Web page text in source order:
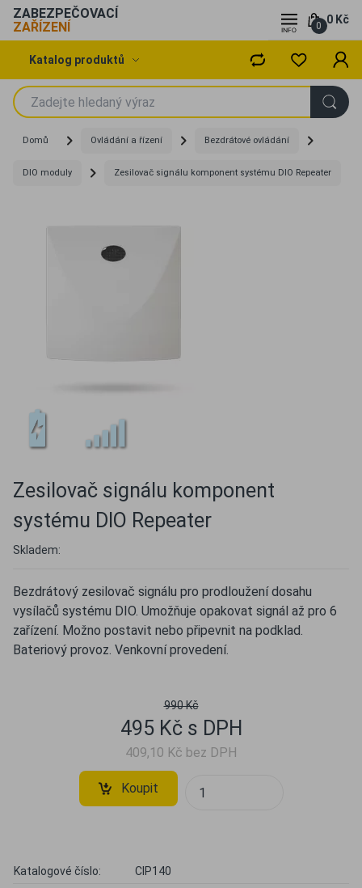
0 Kč
0
ZABEZPEČOVACÍ
ZAŘÍZENÍ
Katalog produktů
Domů Ovládání a řízení Bezdrátové ovládání
DIO moduly Zesilovač signálu komponent systému DIO Repeater
Zesilovač signálu komponent
systému DIO Repeater
Skladem:
Bezdrátový zesilovač signálu pro prodloužení dosahu
vysílačů systému DIO. Umožňuje opakovat signál až pro 6
zařízení. Možno postavit nebo připevnit na podklad.
Bateriový provoz. Venkovní provedení.
990 Kč
495 Kč s DPH
409,10 Kč bez DPH
Koupit
Katalogové číslo:
CIP140